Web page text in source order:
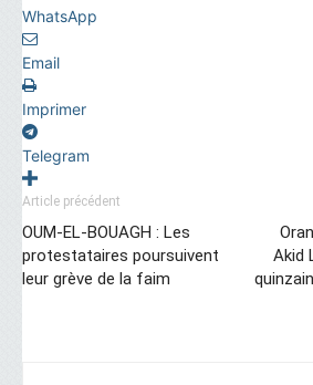
WhatsApp
Email
Imprimer
Telegram
Article précédent
OUM-EL-BOUAGH : Les
protestataires poursuivent
leur grève de la faim
Akid